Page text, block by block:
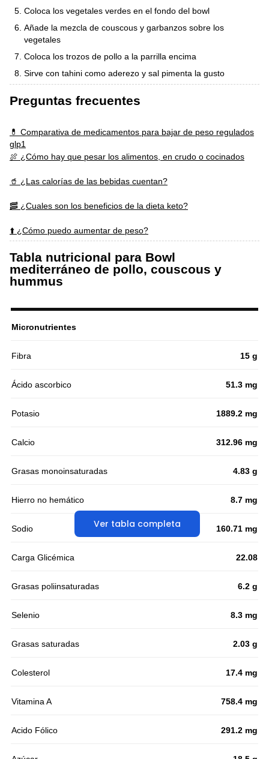
Coloca los vegetales verdes en el fondo del bowl
Añade la mezcla de couscous y garbanzos sobre los
vegetales
Coloca los trozos de pollo a la parrilla encima
Sirve con tahini como aderezo y sal pimenta la gusto
Preguntas frecuentes
💊 Comparativa de medicamentos para bajar de peso regulados
glp1
🍖 ¿Cómo hay que pesar los alimentos, en crudo o cocinados
🥤 ¿Las calorías de las bebidas cuentan?
🥓 ¿Cuales son los beneficios de la dieta keto?
⬆️ ¿Cómo puedo aumentar de peso?
Tabla nutricional para Bowl
mediterráneo de pollo, couscous y
hummus
Ver tabla completa
Micronutrientes
Fibra 15 g
Ácido ascorbico 51.3 mg
Potasio 1889.2 mg
Calcio 312.96 mg
Grasas monoinsaturadas 4.83 g
Hierro no hemático 8.7 mg
Sodio 160.71 mg
Carga Glicémica 22.08
Grasas poliinsaturadas 6.2 g
Selenio 8.3 mg
Grasas saturadas 2.03 g
Colesterol 17.4 mg
Vitamina A 758.4 mg
Acido Fólico 291.2 mg